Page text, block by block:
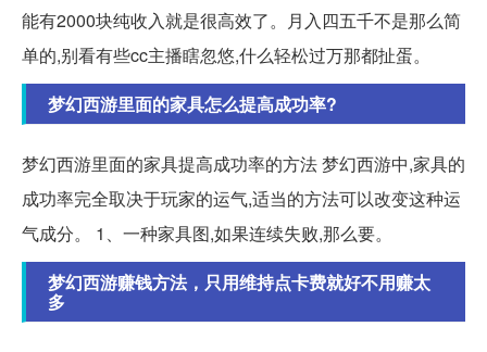
能有2000块纯收入就是很高效了。月入四五千不是那么简
单的,别看有些cc主播瞎忽悠,什么轻松过万那都扯蛋。
梦幻西游里面的家具怎么提高成功率?
梦幻西游里面的家具提高成功率的方法 梦幻西游中,家具的
成功率完全取决于玩家的运气,适当的方法可以改变这种运
气成分。 1、一种家具图,如果连续失败,那么要。
梦幻西游赚钱方法，只用维持点卡费就好不用赚太
多